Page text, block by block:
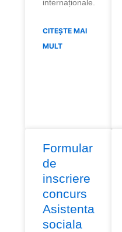
internaționale.
CITEȘTE MAI
MULT
Formular
de
inscriere
concurs
Asistenta
sociala